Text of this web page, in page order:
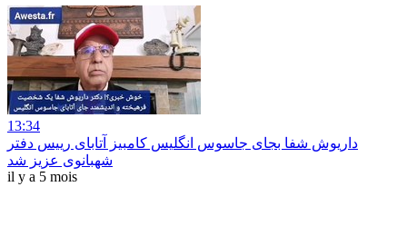
13:34
داریوش شفا بجای جاسوس انگلیس کامبیز آتابای رییس دفتر
شهبانوی عزیز شد
il y a 5 mois